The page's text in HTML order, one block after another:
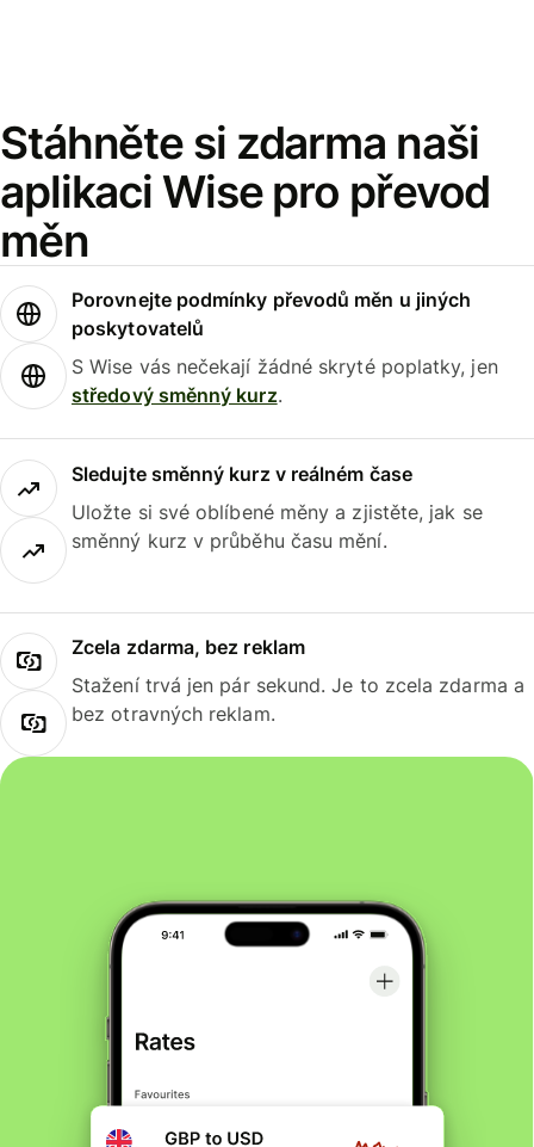
Stáhněte si zdarma naši
aplikaci Wise pro převod
měn
Porovnejte podmínky převodů měn u jiných
poskytovatelů
S Wise vás nečekají žádné skryté poplatky, jen
středový směnný kurz.
Sledujte směnný kurz v reálném čase
Uložte si své oblíbené měny a zjistěte, jak se
směnný kurz v průběhu času mění.
Zcela zdarma, bez reklam
Stažení trvá jen pár sekund. Je to zcela zdarma a
bez otravných reklam.